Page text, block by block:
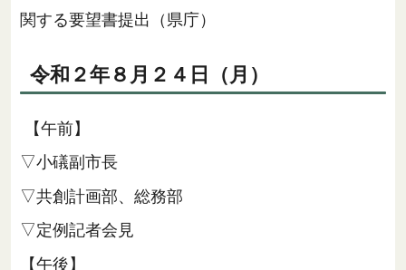
関する要望書提出（県庁）
令和２年８月２４日（月）
【午前】
▽小礒副市長
▽共創計画部、総務部
▽定例記者会見
【午後】